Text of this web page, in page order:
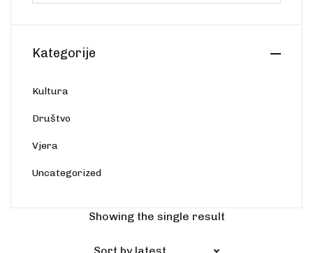
Showing the single result
Kategorije
Kultura
Društvo
Vjera
Uncategorized